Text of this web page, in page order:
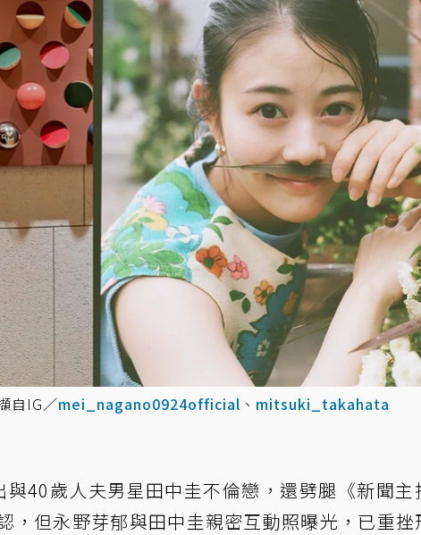
自IG／mei_nagano0924official 、 mitsuki_takahata
與40歲人夫男星田中圭不倫戀，還劈腿《新聞主
，但永野芽郁與田中圭親密互動照曝光，已重挫